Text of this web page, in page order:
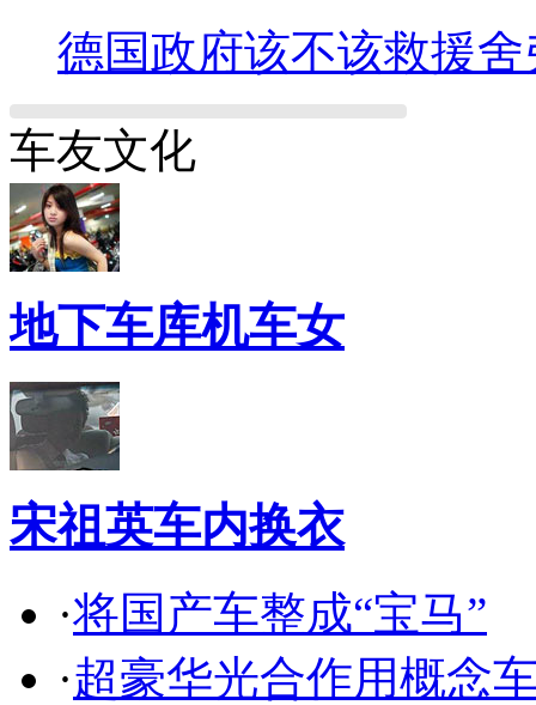
德国政府该不该救援舍
车友文化
地下车库机车女
宋祖英车内换衣
·将国产车整成“宝马”
·超豪华光合作用概念